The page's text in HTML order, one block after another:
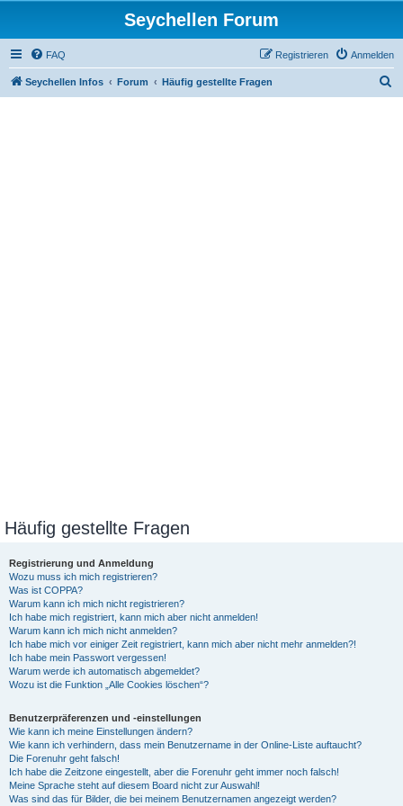
Seychellen Forum
FAQ Anmelden
Registrieren
Seychellen Infos Forum Häufig gestellte Fragen
Häufig gestellte Fragen
Registrierung und Anmeldung
Wozu muss ich mich registrieren?
Was ist COPPA?
Warum kann ich mich nicht registrieren?
Ich habe mich registriert, kann mich aber nicht anmelden!
Warum kann ich mich nicht anmelden?
Ich habe mich vor einiger Zeit registriert, kann mich aber nicht mehr anmelden?!
Ich habe mein Passwort vergessen!
Warum werde ich automatisch abgemeldet?
Wozu ist die Funktion „Alle Cookies löschen“?
Benutzerpräferenzen und -einstellungen
Wie kann ich meine Einstellungen ändern?
Wie kann ich verhindern, dass mein Benutzername in der Online-Liste auftaucht?
Die Forenuhr geht falsch!
Ich habe die Zeitzone eingestellt, aber die Forenuhr geht immer noch falsch!
Meine Sprache steht auf diesem Board nicht zur Auswahl!
Was sind das für Bilder, die bei meinem Benutzernamen angezeigt werden?